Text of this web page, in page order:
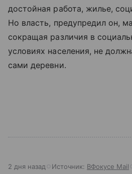
достойная работа, жилье,
Но власть, предупредил он,
сокращая различия в
условиях населения, не
сами деревни.
2 дня назад Источник: ВФокусе Mail